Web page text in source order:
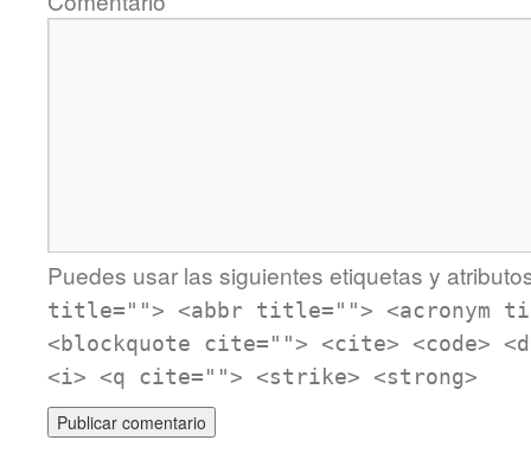
Puedes usar las siguientes etiquetas y
title=""> <abbr title=""> <acronym
<blockquote cite=""> <cite> <code>
<i> <q cite=""> <strike> <strong>